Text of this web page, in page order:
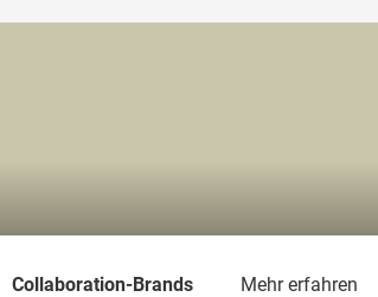
Collaboration-Brands Mehr erfahren